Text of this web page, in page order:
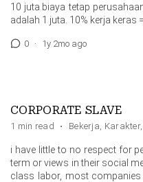
10 juta.biaya tetap
adalah 1 juta. 10% kerja keras
0 · 1y 2mo ago
CORPORATE SLAVE
1 min read · Bekerja, Karakter,
i have little to no respect for
term or views in their social
class labor, most